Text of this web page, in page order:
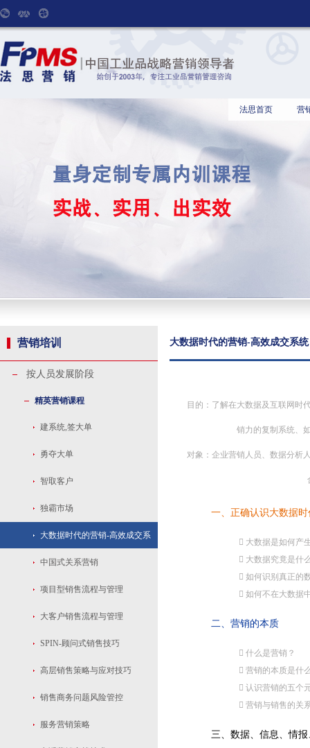
法思首页 营
营销培训
按人员发展阶段
精英营销课程
建系统,签大单
勇夺大单
智取客户
独霸市场
大数据时代的营销-高效成交系
统
中国式关系营销
项目型销售流程与管理
大客户销售流程与管理
SPIN-顾问式销售技巧
高层销售策略与应对技巧
销售商务问题风险管控
服务营销策略
大数据时代的营销-高效成交系统
目的：了解在大数据及互联网时
销力的复制系统、
对象：企业营销人员、数据分析
一、正确认识大数据时
 大数据是如何产
 大数据究竟是什
 如何识别真正的
 如何不在大数据
二、营销的本质
 什么是营销？
 营销的本质是什
 认识营销的五个
 营销与销售的关
三、数据、信息、情